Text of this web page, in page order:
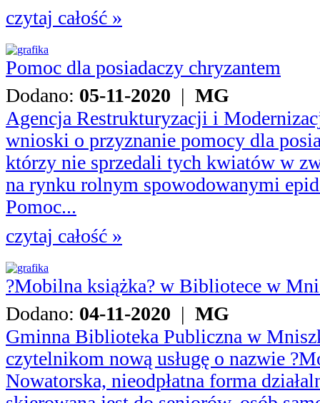
czytaj całość »
Pomoc dla posiadaczy chryzantem
Dodano: 05-11-2020 | MG
Agencja Restrukturyzacji i
wnioski o przyznanie pomocy dla
którzy nie sprzedali tych kwiatów w
na rynku rolnym spowodowanymi
Pomoc...
czytaj całość »
?Mobilna książka? w Bibliotece w
Dodano: 04-11-2020 | MG
Gminna Biblioteka Publiczna w
czytelnikom nową usługę o nazwie
Nowatorska, nieodpłatna forma